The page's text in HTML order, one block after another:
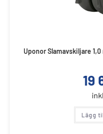
Uponor Slamavskiljare
19
Lägg